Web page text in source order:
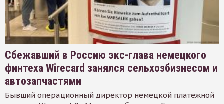
Сбежавший в Россию экс-глава немецкого
финтеха Wirecard занялся сельхозбизнесом и
автозапчастями
Бывший операционный директор немецкой платёжной